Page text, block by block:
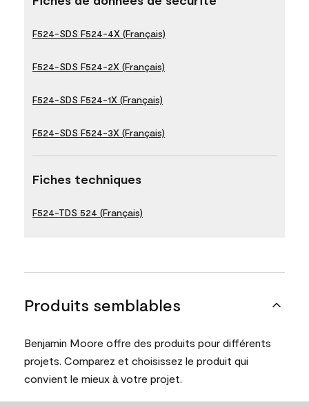
F524-SDS F524-4X (Français)
F524-SDS F524-2X (Français)
F524-SDS F524-1X (Français)
F524-SDS F524-3X (Français)
Fiches techniques
F524-TDS 524 (Français)
Produits semblables
Benjamin Moore offre des produits pour différents
projets. Comparez et choisissez le produit qui
convient le mieux à votre projet.